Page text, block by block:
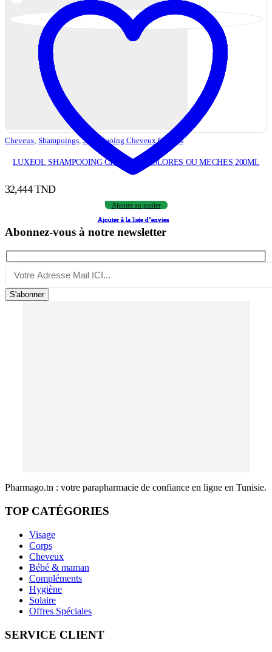
Ajouter à la liste d’envies
Ajouter à la liste d’envies
Ajouter à la liste d’envies
Ajouter à la liste d’envies
Ajouter à la liste d’envies
Cheveux, Shampoings,Shampooing Cheveux Colorés
LUXEOL SHAMPOOING CHEVEUX COLORES OU MECHES 200ML
32,444TND
Ajouter au panier
Abonnez-vous à notre newsletter
S'abonner
Pharmago.tn : votre parapharmacie de confiance en ligne en Tunisie.
TOP CATÉGORIES
Visage
Corps
Cheveux
Bébé & maman
Compléments
Hygiène
Solaire
Offres Spéciales
SERVICE CLIENT